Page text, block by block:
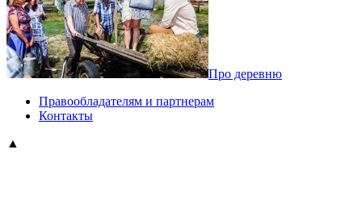
Про деревню
Правообладателям и партнерам
Контакты
▲